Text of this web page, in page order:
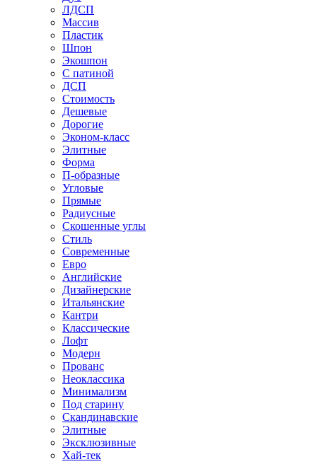
ЛДСП
Массив
Пластик
Шпон
Экошпон
С патиной
ДСП
Стоимость
Дешевые
Дорогие
Эконом-класс
Элитные
Форма
П-образные
Угловые
Прямые
Радиусные
Скошенные углы
Стиль
Современные
Евро
Английские
Дизайнерские
Итальянские
Кантри
Классические
Лофт
Модерн
Прованс
Неоклассика
Минимализм
Под старину
Скандинавские
Элитные
Эксклюзивные
Хай-тек